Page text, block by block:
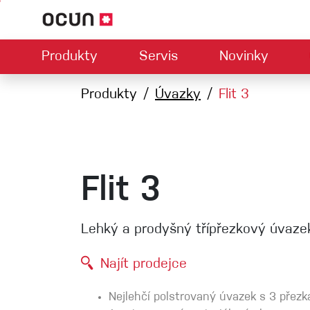
Produkty
Lezečky
Bouldermatky
Via ferrata
Smyčky
Helmy
Servis
Mapa prodejců Kontaktujte nás
Novinky
Climbing LAB
O nás
Produkty Úvazky Flit 3
Flit 3
Lehký a prodyšný třípřezkový
Najít prodejce
Nejlehčí polstrovaný úvazek s 3